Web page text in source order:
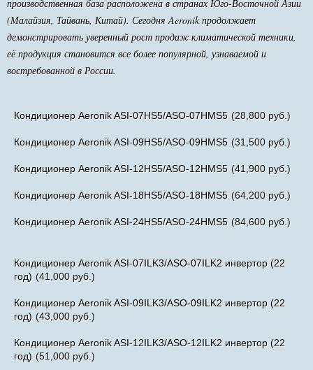
производственная база расположена в странах Юго-Восточной Азии
(Малайзия, Тайвань, Китай). Сегодня Aeronik продолжает
демонстрировать уверенный рост продаж климатической техники,
её продукция становится все более популярной, узнаваемой и
востребованной в России.
Кондиционер Aeronik ASI-07HS5/ASO-07HMS5 (28,800 руб.)
Кондиционер Aeronik ASI-09HS5/ASO-09HMS5 (31,500 руб.)
Кондиционер Aeronik ASI-12HS5/ASO-12HMS5 (41,900 руб.)
Кондиционер Aeronik ASI-18HS5/ASO-18HMS5 (64,200 руб.)
Кондиционер Aeronik ASI-24HS5/ASO-24HMS5 (84,600 руб.)
Кондиционер Aeronik ASI-07ILK3/ASO-07ILK2 инвертoр (22
год) (41,000 руб.)
Кондиционер Aeronik ASI-09ILK3/ASO-09ILK2 инвертoр (22
год) (43,000 руб.)
Кондиционер Aeronik ASI-12ILK3/ASO-12ILK2 инвертoр (22
год) (51,000 руб.)